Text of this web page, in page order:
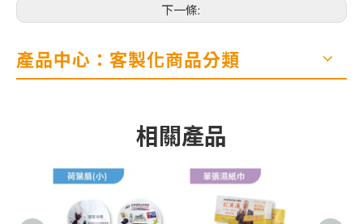
下一條:
產品中心：客製化商品分類
相關產品